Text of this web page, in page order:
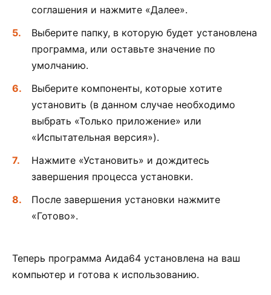
соглашения и нажмите «Далее».
Выберите папку, в которую будет установлена
программа, или оставьте значение по
умолчанию.
Выберите компоненты, которые хотите
установить (в данном случае необходимо
выбрать «Только приложение» или
«Испытательная версия»).
Нажмите «Установить» и дождитесь
завершения процесса установки.
После завершения установки нажмите
«Готово».
Теперь программа Аида64 установлена на ваш
компьютер и готова к использованию.